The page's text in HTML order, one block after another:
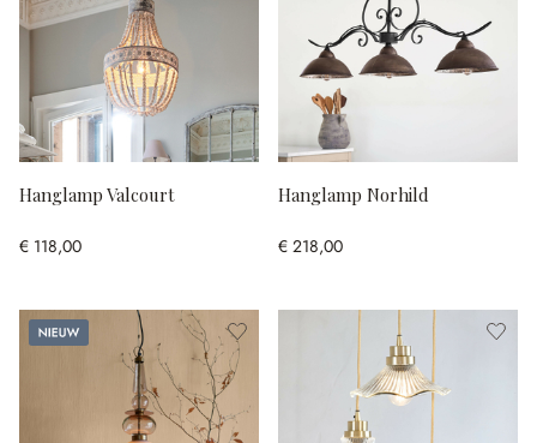
Hanglamp Valcourt
€ 118,00
Hanglamp Norhild
€ 218,00
Nieuw